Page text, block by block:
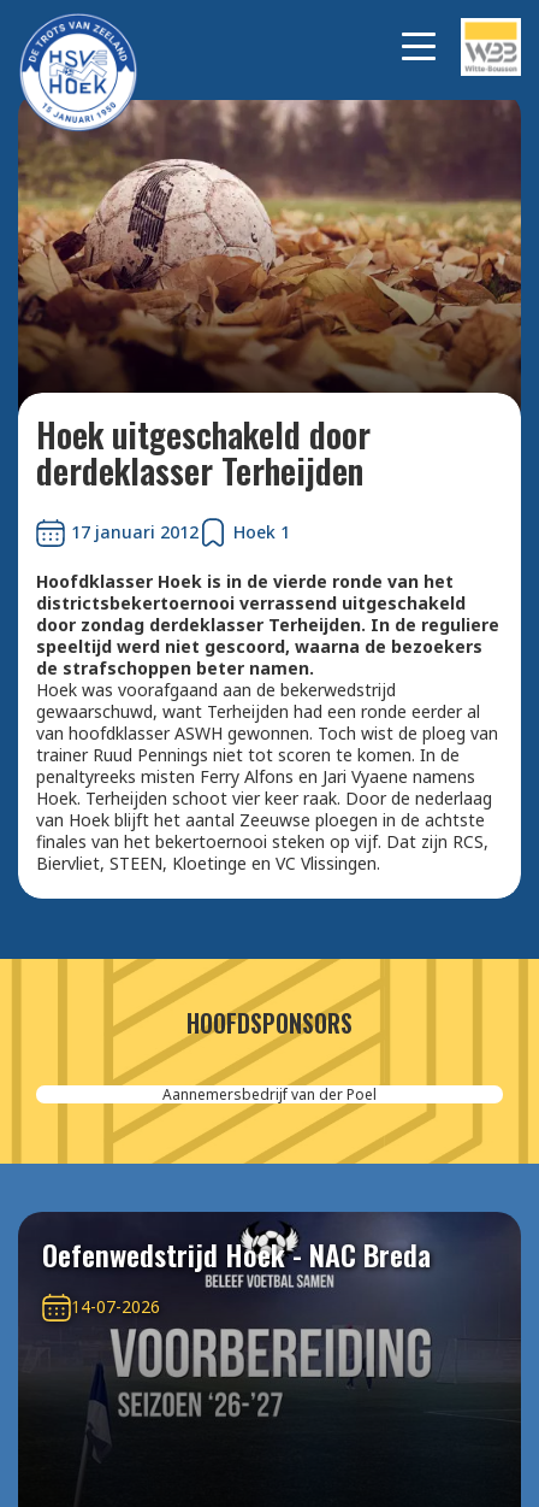
Bekijk alle foto's
Hoek uitgeschakeld door
derdeklasser Terheijden
17 januari 2012 Hoek 1
Hoofdklasser Hoek is in de vierde ronde van het
districtsbekertoernooi verrassend uitgeschakeld
door zondag derdeklasser Terheijden. In de reguliere
speeltijd werd niet gescoord, waarna de bezoekers
de strafschoppen beter namen.
Hoek was voorafgaand aan de bekerwedstrijd
gewaarschuwd, want Terheijden had een ronde eerder al
van hoofdklasser ASWH gewonnen. Toch wist de ploeg van
trainer Ruud Pennings niet tot scoren te komen. In de
penaltyreeks misten Ferry Alfons en Jari Vyaene namens
Hoek. Terheijden schoot vier keer raak. Door de nederlaag
van Hoek blijft het aantal Zeeuwse ploegen in de achtste
finales van het bekertoernooi steken op vijf. Dat zijn RCS,
Biervliet, STEEN, Kloetinge en VC Vlissingen.
HOOFDSPONSORS
Aannemersbedrijf van der Poel
Oefenwedstrijd Hoek - NAC Breda
14-07-2026